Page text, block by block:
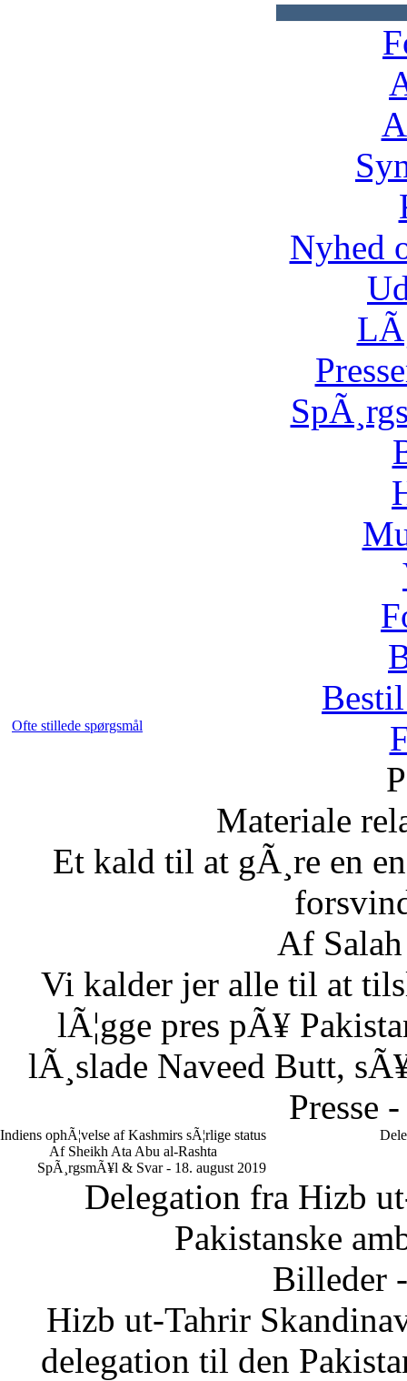
Nyhed
Ofte stillede spørgsmål
Materiale
Et kald til at gÃ¸re en
Af
Vi kalder jer alle til at
lÃ¦gge pres pÃ¥
lÃ¸slade Naveed Butt,
Presse
Indiens ophÃ¦velse af Kashmirs sÃ¦rlige status
Af Sheikh Ata Abu al-Rashta
SpÃ¸rgsmÃ¥l & Svar - 18. august 2019
Delegation fra Hizb
Pakistanske
Billeder
Hizb ut-Tahrir
delegation til den